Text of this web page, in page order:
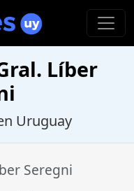
Líber
Uruguay
Seregni